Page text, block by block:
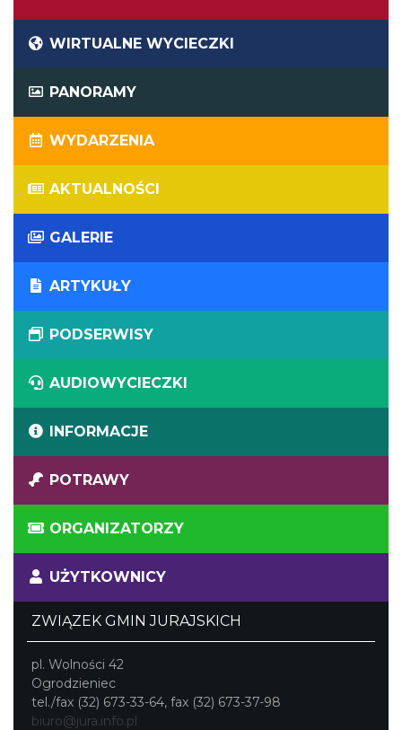
WIRTUALNE WYCIECZKI
PANORAMY
WYDARZENIA
AKTUALNOŚCI
GALERIE
ARTYKUŁY
PODSERWISY
AUDIOWYCIECZKI
INFORMACJE
POTRAWY
ORGANIZATORZY
UŻYTKOWNICY
ZWIĄZEK GMIN JURAJSKICH
pl. Wolności 42
Ogrodzieniec
tel./fax (32) 673-33-64, fax (32) 673-37-98
biuro@jura.info.pl